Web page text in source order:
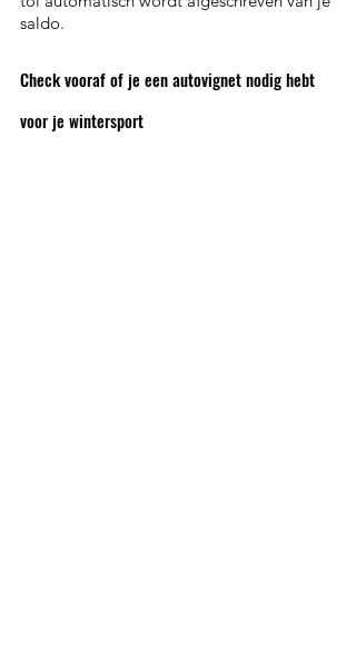
saldo.
Check vooraf of je een autovignet nodig hebt
voor je wintersport